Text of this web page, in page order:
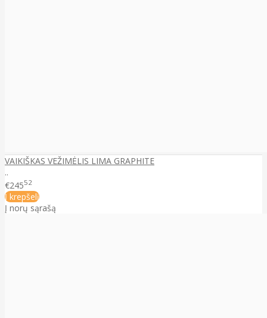
VAIKIŠKAS VEŽIMĖLIS LIMA GRAPHITE
..
€24552
Į krepšelį
Į norų sąrašą